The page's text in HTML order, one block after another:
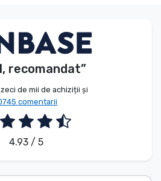
recomandat”
de mii de achiziții și
comentarii
4.93 / 5